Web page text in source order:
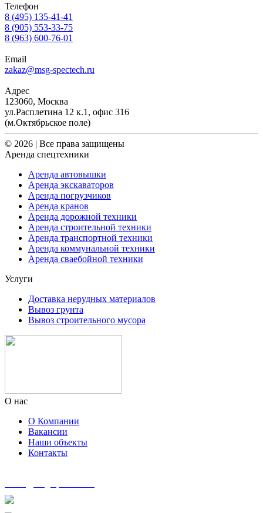
Телефон
8 (495) 135-41-41
8 (905) 553-33-75
8 (963) 600-76-01
Email
zakaz@msg-spectech.ru
Адрес
123060, Москва
ул.Расплетина 12 к.1, офис 316
(м.Октябрьское поле)
© 2026 | Все права защищены
Аренда спецтехники
Аренда автовышки
Аренда экскаваторов
Аренда погрузчиков
Аренда кранов
Аренда дорожной техники
Аренда строительной техники
Аренда транспортной техники
Аренда коммунальной техники
Аренда сваебойной техники
Услуги
Доставка нерудных материалов
Вывоз грунта
Вывоз строительного мусора
О нас
О Компании
Вакансии
Наши объекты
Контакты